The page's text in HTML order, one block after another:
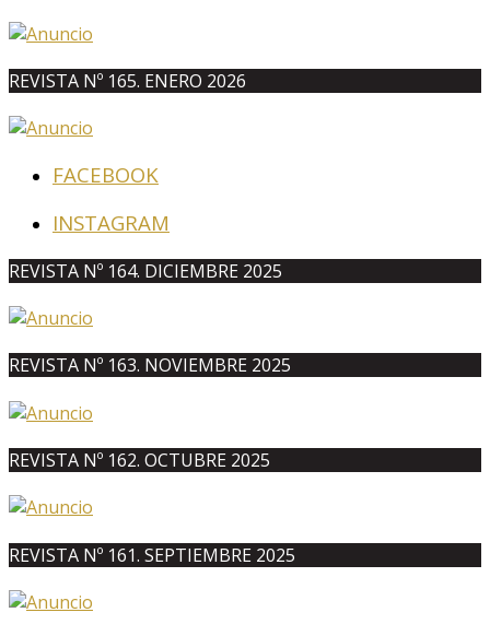
REVISTA Nº 165. ENERO 2026
FACEBOOK
INSTAGRAM
REVISTA Nº 164. DICIEMBRE 2025
REVISTA Nº 163. NOVIEMBRE 2025
REVISTA Nº 162. OCTUBRE 2025
REVISTA Nº 161. SEPTIEMBRE 2025